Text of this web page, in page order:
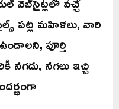
పట్ల మహిళలు, వారి
పూర్తి
నగలు ఇచ్చి